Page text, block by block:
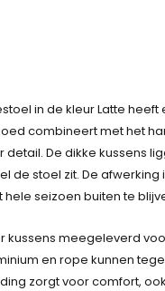
in de kleur Latte
combineert met het
De dikke kussens
de stoel zit. De
seizoen buiten te
kussens meegeleverd
en rope kunnen
zorgt voor comfort,